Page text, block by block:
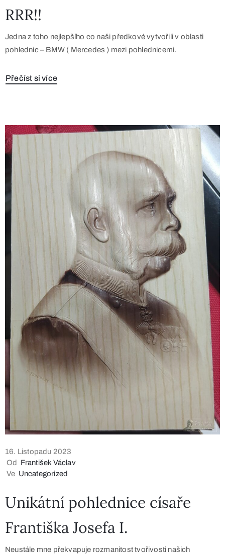
RRR!!
Jedna z toho nejlepšího co naši předkové vytvořili v oblasti
pohlednic – BMW ( Mercedes ) mezi pohlednicemi.
Přečíst si více
16. Listopadu 2023
Od
František Václav
Ve Uncategorized
Unikátní pohlednice císaře
Františka Josefa I.
Neustále mne překvapuje rozmanitost tvořivosti našich